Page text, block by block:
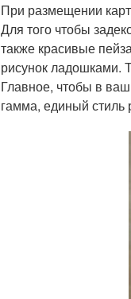
При размещении
Для того чтобы
также красивые
рисунок ладошками.
Главное, чтобы в
гамма, единый стиль